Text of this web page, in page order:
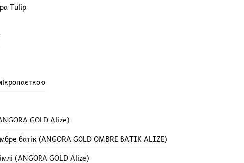
Tulip
GOLD Alize)
батік (ANGORA GOLD OMBRE BATIK ALIZE)
(ANGORA GOLD Alize)